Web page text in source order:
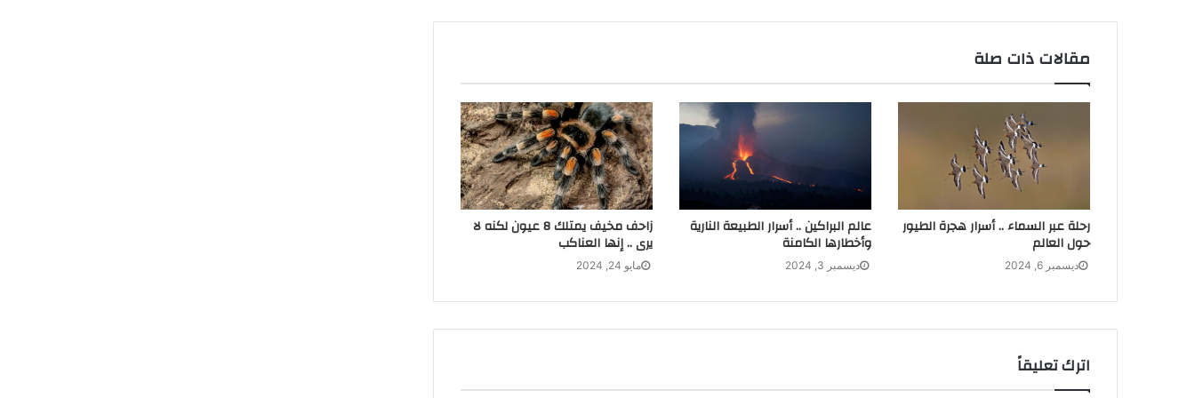
مقالات ذات صلة
رحلة عبر السماء .. أسرار هجرة الطيور
حول العالم
ديسمبر 6, 2024
عالم البراكين .. أسرار الطبيعة النارية
وأخطارها الكامنة
ديسمبر 3, 2024
زاحف مخيف يمتلك 8 عيون لكنه لا
يرى .. إنها العناكب
مايو 24, 2024
اترك تعليقاً